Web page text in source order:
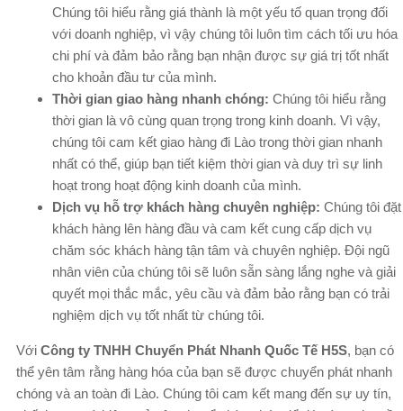
Chúng tôi hiểu rằng giá thành là một yếu tố quan trọng đối
với doanh nghiệp, vì vậy chúng tôi luôn tìm cách tối ưu hóa
chi phí và đảm bảo rằng bạn nhận được sự giá trị tốt nhất
cho khoản đầu tư của mình.
Thời gian giao hàng nhanh chóng: Chúng tôi hiểu rằng
thời gian là vô cùng quan trọng trong kinh doanh. Vì vậy,
chúng tôi cam kết giao hàng đi Lào trong thời gian nhanh
nhất có thể, giúp bạn tiết kiệm thời gian và duy trì sự linh
hoạt trong hoạt động kinh doanh của mình.
Dịch vụ hỗ trợ khách hàng chuyên nghiệp: Chúng tôi đặt
khách hàng lên hàng đầu và cam kết cung cấp dịch vụ
chăm sóc khách hàng tận tâm và chuyên nghiệp. Đội ngũ
nhân viên của chúng tôi sẽ luôn sẵn sàng lắng nghe và giải
quyết mọi thắc mắc, yêu cầu và đảm bảo rằng bạn có trải
nghiệm dịch vụ tốt nhất từ chúng tôi.
Với Công ty TNHH Chuyển Phát Nhanh Quốc Tế H5S, bạn có
thể yên tâm rằng hàng hóa của bạn sẽ được chuyển phát nhanh
chóng và an toàn đi Lào. Chúng tôi cam kết mang đến sự uy tín,